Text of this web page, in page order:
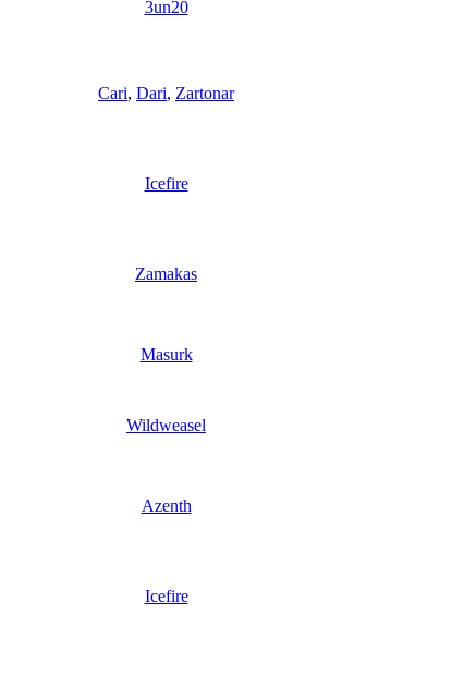
3un20
Cari, Dari, Zartonar
Icefire
Zamakas
Masurk
Wildweasel
Azenth
Icefire